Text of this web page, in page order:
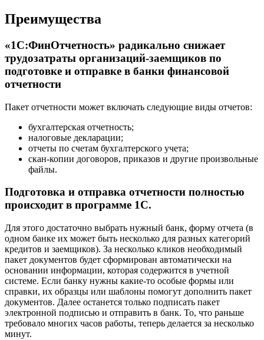
Преимущества
«1С:ФинОтчетность» радикально снижает
трудозатраты организаций-заемщиков по
подготовке и отправке в банки финансовой
отчетности
Пакет отчетности может включать следующие виды отчетов:
бухгалтерская отчетность;
налоговые декларации;
отчеты по счетам бухгалтерского учета;
скан-копии договоров, приказов и другие произвольные
файлы.
Подготовка и отправка отчетности полностью
происходит в программе 1С.
Для этого достаточно выбрать нужный банк, форму отчета (в
одном банке их может быть несколько для разных категорий
кредитов и заемщиков). За несколько кликов необходимый
пакет документов будет сформирован автоматически на
основании информации, которая содержится в учетной
системе. Если банку нужны какие-то особые формы или
справки, их образцы или шаблоны помогут дополнить пакет
документов. Далее останется только подписать пакет
электронной подписью и отправить в банк. То, что раньше
требовало многих часов работы, теперь делается за несколько
минут.